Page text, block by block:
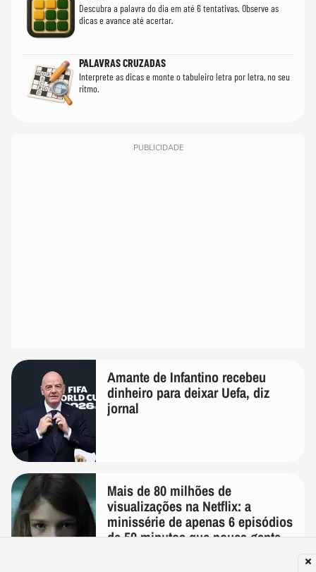
Descubra a palavra do dia em até 6 tentativas. Observe as
dicas e avance até acertar.
PALAVRAS CRUZADAS
Interprete as dicas e monte o tabuleiro letra por letra, no seu
ritmo.
PUBLICIDADE
Amante de Infantino recebeu
dinheiro para deixar Uefa, diz
jornal
Mais de 80 milhões de
visualizações na Netflix: a
minissérie de apenas 6 episódios
de 50 minutos que pouca gente